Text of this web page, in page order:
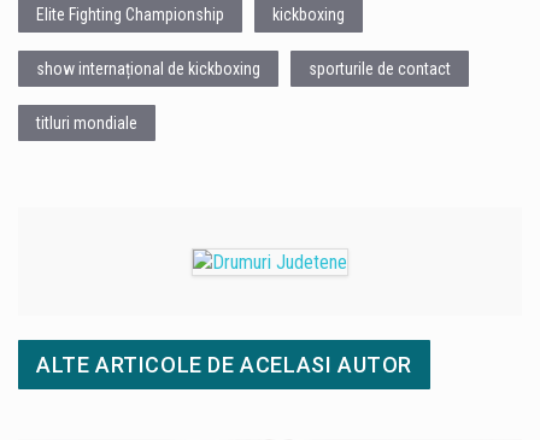
Elite Fighting Championship kickboxing
show internațional de kickboxing sporturile de contact
titluri mondiale
ALTE ARTICOLE DE ACELASI AUTOR